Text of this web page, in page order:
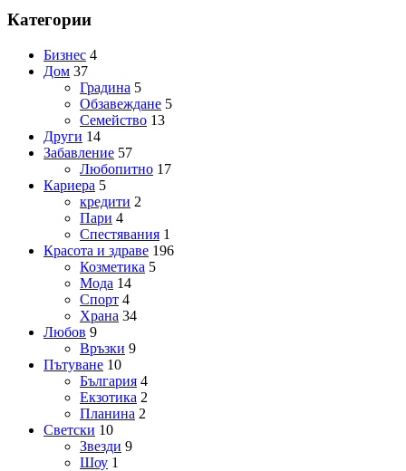
Категории
Бизнес 4
Дом 37
Градина 5
Обзавеждане 5
Семейство 13
Други 14
Забавление 57
Любопитно 17
Кариера 5
кредити 2
Пари 4
Спестявания 1
Красота и здраве 196
Козметика 5
Мода 14
Спорт 4
Храна 34
Любов 9
Връзки 9
Пътуване 10
България 4
Екзотика 2
Планина 2
Светски 10
Звезди 9
Шоу 1